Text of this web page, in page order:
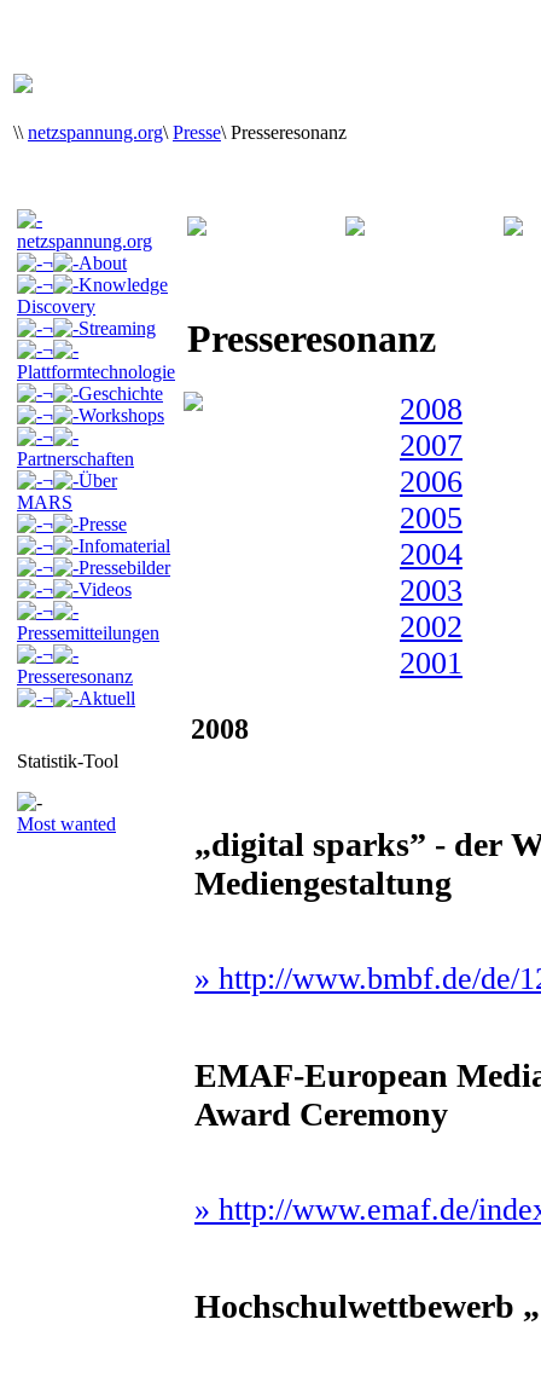
\\ netzspannung.org\ Presse\ Presseresonanz
netzspannung.org
¬
About
¬
Knowledge
Discovery
¬
Streaming
¬
Plattformtechnologie
¬
Geschichte
¬
Workshops
¬
Partnerschaften
¬
Über
MARS
¬
Presse
¬
Infomaterial
¬
Pressebilder
¬
Videos
¬
Pressemitteilungen
¬
Presseresonanz
¬
Aktuell
Statistik-Tool
Most wanted
Presseresonanz
2008
2007
2006
2005
2004
2003
2002
2001
2008
„digital sparks” - der
Mediengestaltung
» http://www.bmbf.de/de/
EMAF-European
Award Ceremony
» http://www.emaf.de/
Hochschulwettbewerb